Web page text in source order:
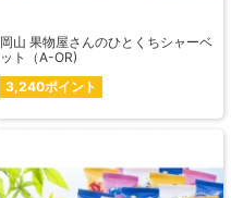
岡山 果物屋さんのひとくちシャーベ
ット（A-OR)
3,240ポイント